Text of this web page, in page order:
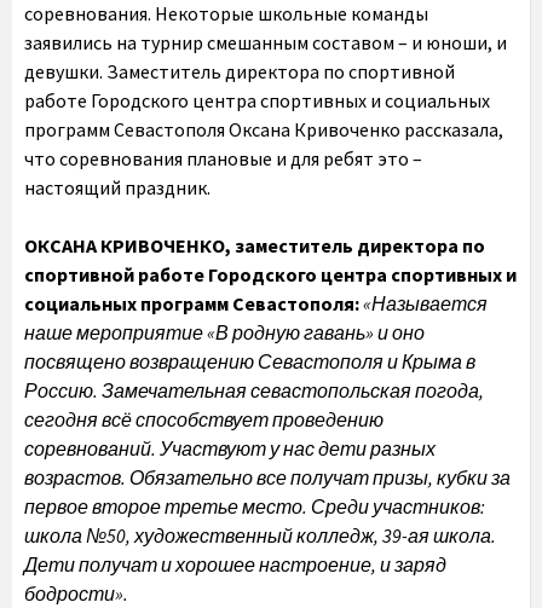
соревнования. Некоторые школьные команды
заявились на турнир смешанным составом – и юноши, и
девушки. Заместитель директора по спортивной
работе Городского центра спортивных и социальных
программ Севастополя Оксана Кривоченко рассказала,
что соревнования плановые и для ребят это –
настоящий праздник.
ОКСАНА КРИВОЧЕНКО, заместитель директора по
спортивной работе Городского центра спортивных и
социальных программ Севастополя:«Называется
наше мероприятие «В родную гавань» и оно
посвящено возвращению Севастополя и Крыма в
Россию. Замечательная севастопольская погода,
сегодня всё способствует проведению
соревнований. Участвуют у нас дети разных
возрастов. Обязательно все получат призы, кубки за
первое второе третье место. Среди участников:
школа №50, художественный колледж, 39-ая школа.
Дети получат и хорошее настроение, и заряд
бодрости».